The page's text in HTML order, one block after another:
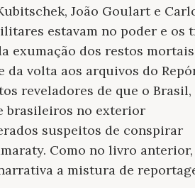
João Goulart e
estavam no poder e os
exumação dos restos
volta aos arquivos do
reveladores de que o Brasil,
brasileiros no exterior
suspeitos de conspirar
Como no livro anterior,
a mistura de